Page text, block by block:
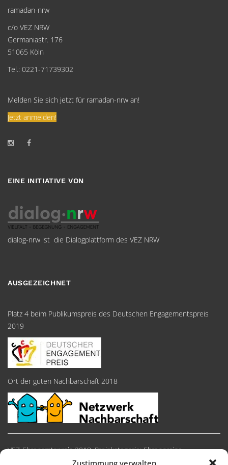
Zustimmung verwalten
ramadan-nrw
c/o VEZ NRW
Germaniastr. 176
51065 Köln
Tel.: 0221-71739302
Melden Sie sich jetzt für ramadan-nrw an!
Jetzt anmelden!
EINE INITIATIVE VON
dialog-nrw ist die Dialogplattform des VEZ NRW
AUSGEZEICHNET
Platz 4 beim Publikumspreis des Deutschen Engagementspreis
2019
Ort der guten Nachbarschaft 2018
VEZ-Ehrenamtspreis 2018, Preiskategorie: Ehrenpreise